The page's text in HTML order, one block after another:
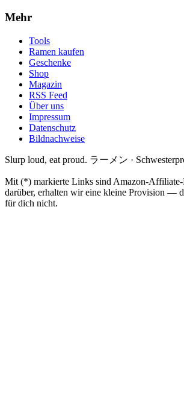
Mehr
Tools
Ramen kaufen
Geschenke
Shop
Magazin
RSS Feed
Über uns
Impressum
Datenschutz
Bildnachweise
Slurp loud, eat proud. ラーメン ·
Mit (*) markierte Links sind Amazon-
darüber, erhalten wir eine kleine Provision —
für dich nicht.